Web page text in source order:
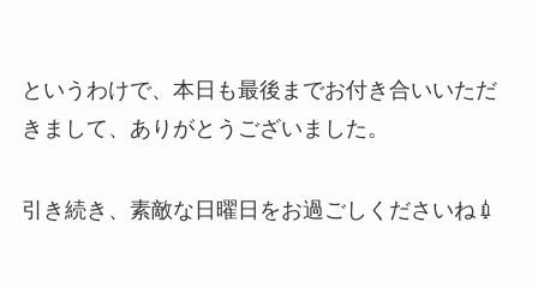
というわけで、本日も最後までお付き合いいただ
きまして、ありがとうございました。
引き続き、素敵な日曜日をお過ごしくださいね💉